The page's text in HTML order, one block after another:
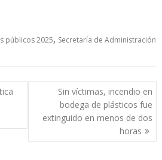
públicos 2025, Secretaría de Administración
Sin víctimas, incendio en
bodega de plásticos fue
extinguido en menos de dos
horas